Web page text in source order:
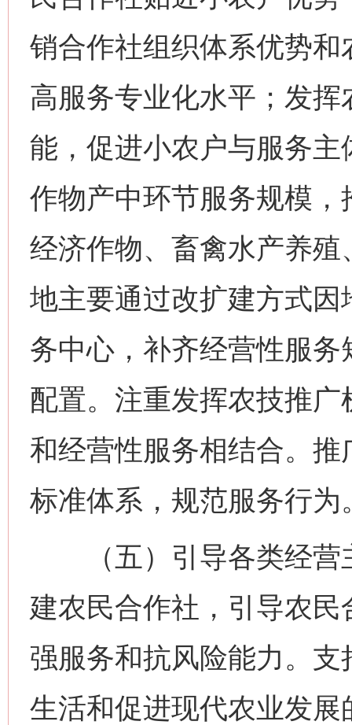
销合作社组织体系优势
高服务专业化水平；发
能，促进小农户与服务
作物产中环节服务规模
经济作物、畜禽水产养
地主要通过改扩建方式
务中心，补齐经营性服
配置。注重发挥农技推
和经营性服务相结合。
标准体系，规范服务行为
（五）引导各类经营
建农民合作社，引导农
强服务和抗风险能力。
生活和促进现代农业发